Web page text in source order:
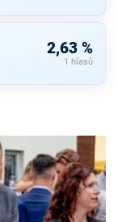
2,63 %
1 hlasů